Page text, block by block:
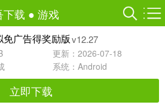
下载 ● 游戏
免广告得奖励版 v12.27
更新：2026-07-18
系统：Android
立即下载